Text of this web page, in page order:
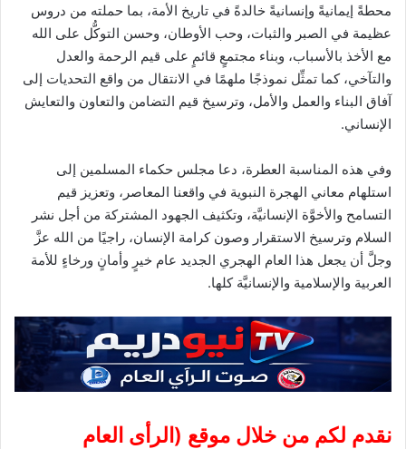
محطةً إيمانيةً وإنسانيةً خالدةً في تاريخ الأمة، بما حملته من دروس
عظيمة في الصبر والثبات، وحب الأوطان، وحسن التوكُّل على الله
مع الأخذ بالأسباب، وبناء مجتمعٍ قائمٍ على قيم الرحمة والعدل
والتآخي، كما تمثِّل نموذجًا ملهمًا في الانتقال من واقع التحديات إلى
آفاق البناء والعمل والأمل، وترسيخ قيم التضامن والتعاون والتعايش
الإنساني.
وفي هذه المناسبة العطرة، دعا مجلس حكماء المسلمين إلى
استلهام معاني الهجرة النبوية في واقعنا المعاصر، وتعزيز قيم
التسامح والأخوَّة الإنسانيَّة، وتكثيف الجهود المشتركة من أجل نشر
السلام وترسيخ الاستقرار وصون كرامة الإنسان، راجيًا من الله عزَّ
وجلَّ أن يجعل هذا العام الهجري الجديد عام خيرٍ وأمانٍ ورخاءٍ للأمة
العربية والإسلامية والإنسانيَّة كلها.
نقدم لكم من خلال موقع ( الرأى العام